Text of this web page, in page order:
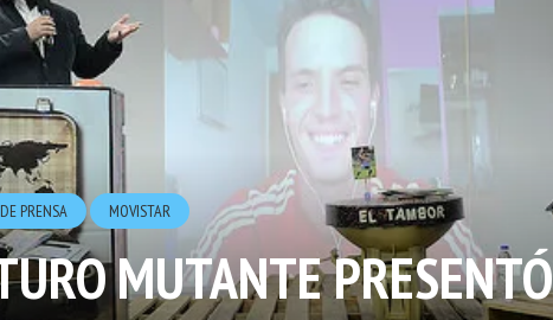
PRENSA MOVISTAR
MUTANTE PRESENTÓ